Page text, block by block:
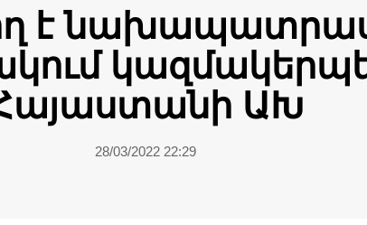
է
ԱԽ
28/03/2022 22:29